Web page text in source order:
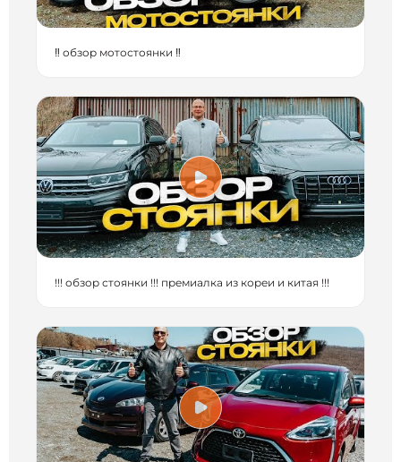
‼️ обзор мотостоянки ‼️
!!! обзор стоянки !!! премиалка из кореи и китая !!!